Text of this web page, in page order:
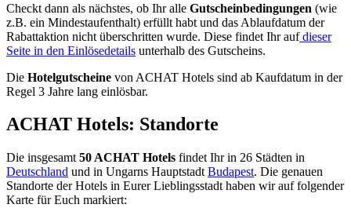
Checkt dann als nächstes, ob Ihr alle Gutscheinbedingungen (wie
z.B. ein Mindestaufenthalt) erfüllt habt und das Ablaufdatum der
Rabattaktion nicht überschritten wurde. Diese findet Ihr aufdieser
Seite in den Einlösedetails unterhalb des Gutscheins.
Die Hotelgutscheine von ACHAT Hotels sind ab Kaufdatum in der
Regel 3 Jahre lang einlösbar.
ACHAT Hotels: Standorte
Die insgesamt 50 ACHAT Hotels findet Ihr in 26 Städten in
Deutschland und in Ungarns Hauptstadt Budapest. Die genauen
Standorte der Hotels in Eurer Lieblingsstadt haben wir auf folgender
Karte für Euch markiert: